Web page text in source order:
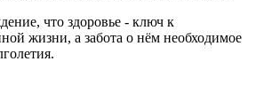
что здоровье - ключ к
жизни, а забота о нём необходимое